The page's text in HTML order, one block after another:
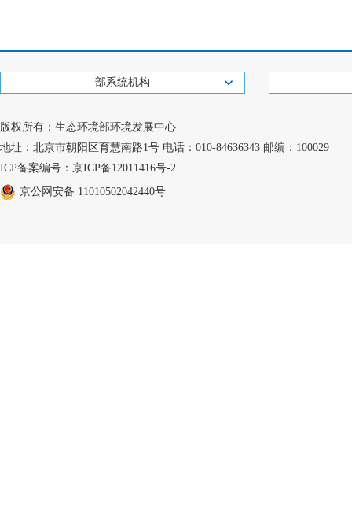
部系统机构
版权所有：生态环境部环境发展中心
地址：北京市朝阳区育慧南路1号 电话：010-84636343 邮编：100029
ICP备案编号：京ICP备12011416号-2
京公网安备 11010502042440号